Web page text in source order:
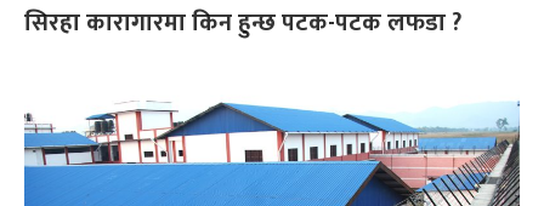
सिरहा कारागारमा किन हुन्छ पटक-पटक लफडा ?